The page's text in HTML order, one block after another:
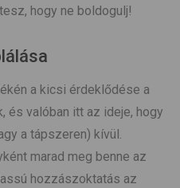
hogy ne boldogulj!
a kicsi érdeklődése a
valóban itt az ideje, hogy
a tápszeren) kívül.
marad meg benne az
hozzászoktatás az